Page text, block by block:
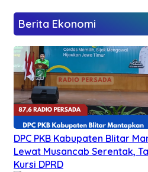
Berita Ekonomi
DPC PKB Kabupaten Blitar
Lewat Musancab Serentak,
Kursi DPRD